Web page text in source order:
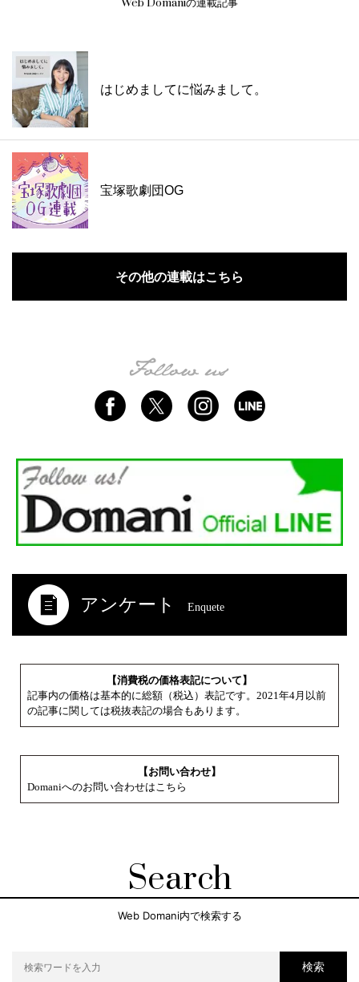
Web Domaniの連載記事
はじめましてに悩みまして。
宝塚歌劇団OG
その他の連載はこちら
アンケート Enquete
【消費税の価格表記について】
記事内の価格は基本的に総額（税込）表記です。2021年4月以前
の記事に関しては税抜表記の場合もあります。
【お問い合わせ】
Domaniへのお問い合わせはこちら
Search
Web Domani内で検索する
検索